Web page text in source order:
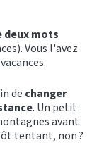
mots
Vous l'avez
de changer
. Un petit
avant
tentant, non ?